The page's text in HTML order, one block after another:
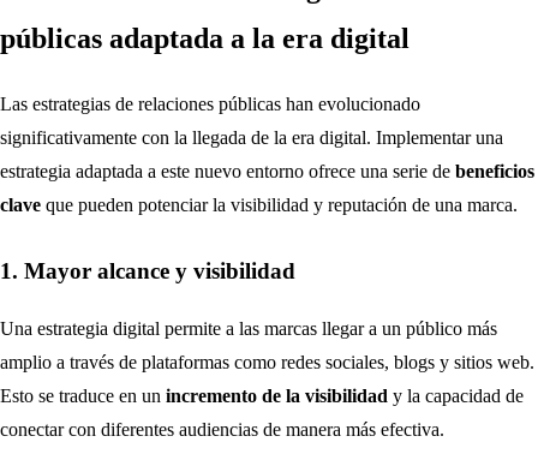
públicas adaptada a la era digital
Las estrategias de relaciones públicas han evolucionado
significativamente con la llegada de la era digital. Implementar una
estrategia adaptada a este nuevo entorno ofrece una serie de beneficios
clave que pueden potenciar la visibilidad y reputación de una marca.
1. Mayor alcance y visibilidad
Una estrategia digital permite a las marcas llegar a un público más
amplio a través de plataformas como redes sociales, blogs y sitios web.
Esto se traduce en un incremento de la visibilidad y la capacidad de
conectar con diferentes audiencias de manera más efectiva.